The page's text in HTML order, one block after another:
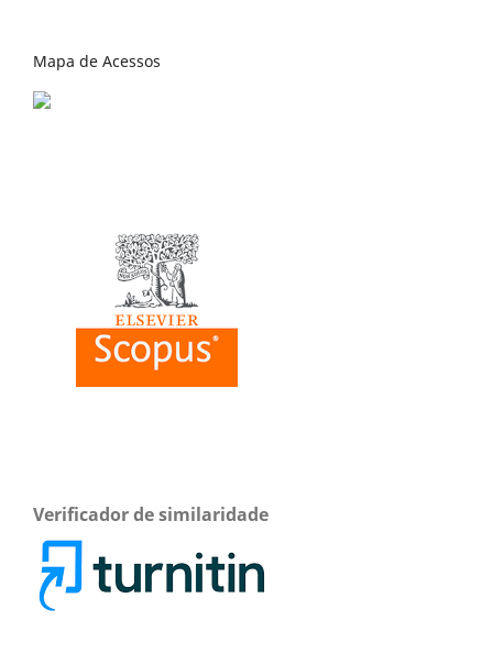
Mapa de Acessos
Verificador de similaridade